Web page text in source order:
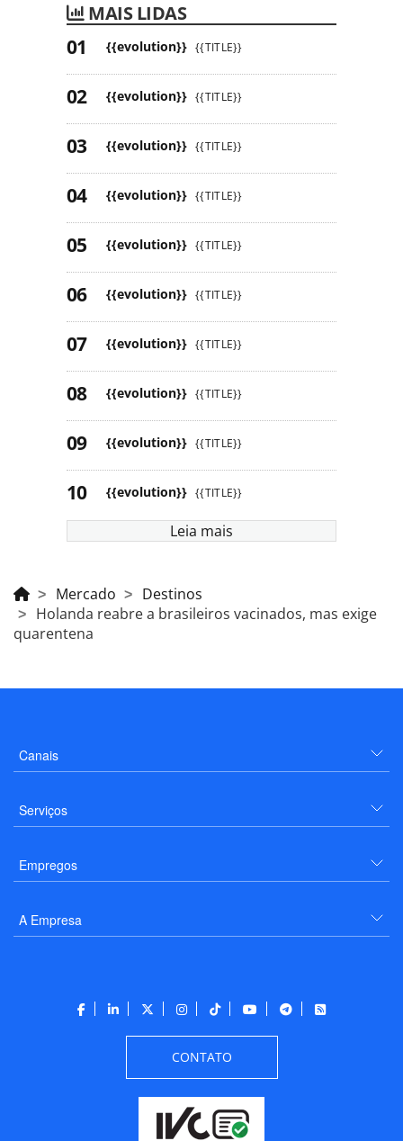
MAIS LIDAS
{{evolution}} {{TITLE}}
{{evolution}} {{TITLE}}
{{evolution}} {{TITLE}}
{{evolution}} {{TITLE}}
{{evolution}} {{TITLE}}
{{evolution}} {{TITLE}}
{{evolution}} {{TITLE}}
{{evolution}} {{TITLE}}
{{evolution}} {{TITLE}}
{{evolution}} {{TITLE}}
Leia mais
Mercado
Destinos
Holanda reabre a brasileiros vacinados, mas exige
quarentena
Canais
Serviços
Empregos
A Empresa
CONTATO